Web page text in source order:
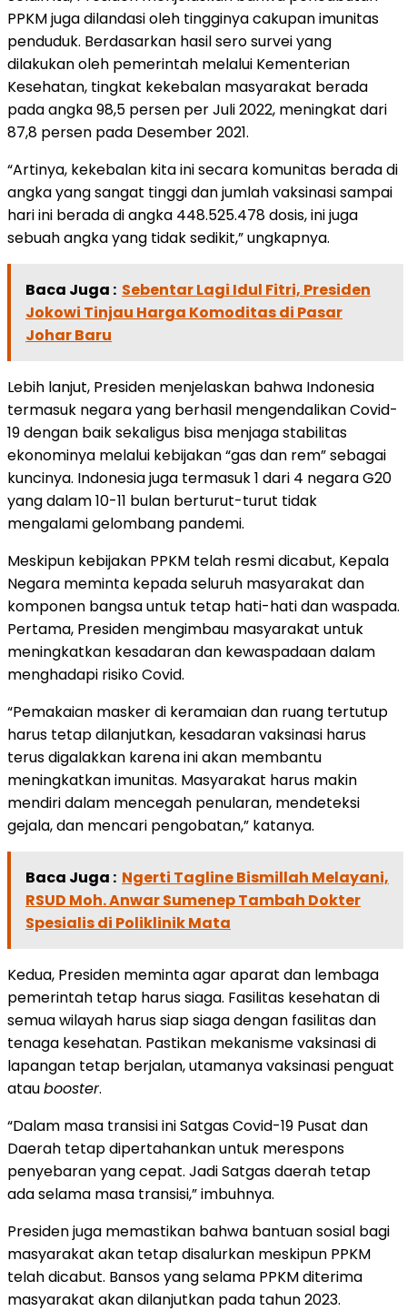
PPKM juga dilandasi oleh tingginya cakupan imunitas
penduduk. Berdasarkan hasil sero survei yang
dilakukan oleh pemerintah melalui Kementerian
Kesehatan, tingkat kekebalan masyarakat berada
pada angka 98,5 persen per Juli 2022, meningkat dari
87,8 persen pada Desember 2021.
“Artinya, kekebalan kita ini secara komunitas berada di
angka yang sangat tinggi dan jumlah vaksinasi sampai
hari ini berada di angka 448.525.478 dosis, ini juga
sebuah angka yang tidak sedikit,” ungkapnya.
Baca Juga : Sebentar Lagi Idul Fitri, Presiden
Jokowi Tinjau Harga Komoditas di Pasar
Johar Baru
Lebih lanjut, Presiden menjelaskan bahwa Indonesia
termasuk negara yang berhasil mengendalikan Covid-
19 dengan baik sekaligus bisa menjaga stabilitas
ekonominya melalui kebijakan “gas dan rem” sebagai
kuncinya. Indonesia juga termasuk 1 dari 4 negara G20
yang dalam 10-11 bulan berturut-turut tidak
mengalami gelombang pandemi.
Meskipun kebijakan PPKM telah resmi dicabut, Kepala
Negara meminta kepada seluruh masyarakat dan
komponen bangsa untuk tetap hati-hati dan waspada.
Pertama, Presiden mengimbau masyarakat untuk
meningkatkan kesadaran dan kewaspadaan dalam
menghadapi risiko Covid.
“Pemakaian masker di keramaian dan ruang tertutup
harus tetap dilanjutkan, kesadaran vaksinasi harus
terus digalakkan karena ini akan membantu
meningkatkan imunitas. Masyarakat harus makin
mendiri dalam mencegah penularan, mendeteksi
gejala, dan mencari pengobatan,” katanya.
Baca Juga : Ngerti Tagline Bismillah Melayani,
RSUD Moh. Anwar Sumenep Tambah Dokter
Spesialis di Poliklinik Mata
Kedua, Presiden meminta agar aparat dan lembaga
pemerintah tetap harus siaga. Fasilitas kesehatan di
semua wilayah harus siap siaga dengan fasilitas dan
tenaga kesehatan. Pastikan mekanisme vaksinasi di
lapangan tetap berjalan, utamanya vaksinasi penguat
ataubooster.
“Dalam masa transisi ini Satgas Covid-19 Pusat dan
Daerah tetap dipertahankan untuk merespons
penyebaran yang cepat. Jadi Satgas daerah tetap
ada selama masa transisi,” imbuhnya.
Presiden juga memastikan bahwa bantuan sosial bagi
masyarakat akan tetap disalurkan meskipun PPKM
telah dicabut. Bansos yang selama PPKM diterima
masyarakat akan dilanjutkan pada tahun 2023.